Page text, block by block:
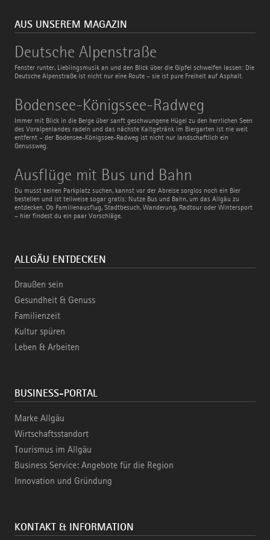
AUS UNSEREM MAGAZIN
Deutsche Alpenstraße
Fenster runter, Lieblingsmusik an und den Blick über die Gipfel schweifen lassen: Die
Deutsche Alpenstraße ist nicht nur eine Route – sie ist pure Freiheit auf Asphalt.
Deutsche
Alpenstraße
Bodensee-Königssee-Radweg
Immer mit Blick in die Berge über sanft geschwungene Hügel zu den herrlichen Seen
des Voralpenlandes radeln und das nächste Kaltgetränk im Biergarten ist nie weit
entfernt – der Bodensee-Königssee-Radweg ist nicht nur landschaftlich ein
Genussweg.
Bodensee-
Königssee-
Radweg
Ausflüge mit Bus und Bahn
Du musst keinen Parkplatz suchen, kannst vor der Abreise sorglos noch ein Bier
bestellen und ist teilweise sogar gratis: Nutze Bus und Bahn, um das Allgäu zu
entdecken. Ob Familienausflug, Stadtbesuch, Wanderung, Radtour oder Wintersport
– hier findest du ein paar Vorschläge.
Ausflüge
mit
Bus
und
Bahn
ALLGÄU ENTDECKEN
Draußen sein
Gesundheit & Genuss
Familienzeit
Kultur spüren
Leben & Arbeiten
BUSINESS-PORTAL
Marke Allgäu
Wirtschaftsstandort
Tourismus im Allgäu
Business Service: Angebote für die Region
Innovation und Gründung
KONTAKT & INFORMATION